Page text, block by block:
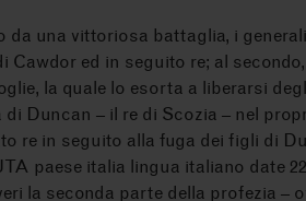
da una vittoriosa battaglia, i
Cawdor ed in seguito re; al
la quale lo esorta a liberarsi
di Duncan – il re di Scozia – nel
re in seguito alla fuga dei figli di
paese italia lingua italiano date
la seconda parte della profezia